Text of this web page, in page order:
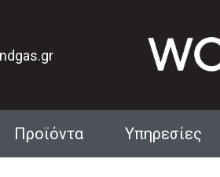
Προϊόντα Υπηρεσίες